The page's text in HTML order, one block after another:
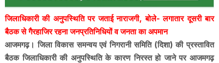
जिलाधिकारी की अनुपस्थिति पर जताई नाराजगी, बोले- लगातार दूसरी बार
बैठक से गैरहाजिर रहना जनप्रतिनिधियों व जनता का अपमान
आजमगढ़। जिला विकास समन्वय एवं निगरानी समिति (दिशा) की प्रस्तावित
बैठक जिलाधिकारी की अनुपस्थिति के कारण निरस्त हो जाने पर आजमगढ़